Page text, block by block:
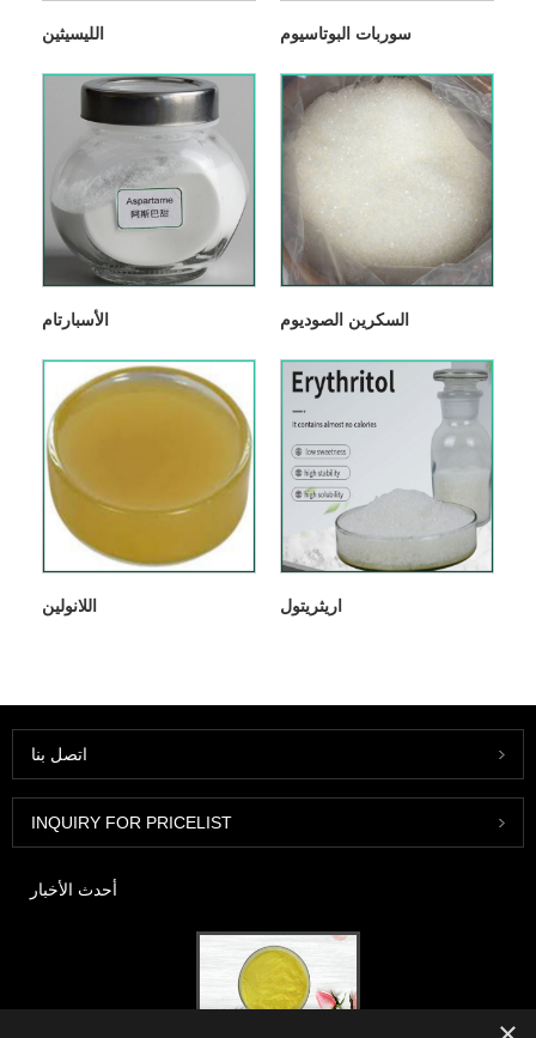
الليسيثين سوربات البوتاسيوم
الأسبارتام السكرين الصوديوم
اللانولين اريثريتول
اتصل بنا
INQUIRY FOR PRICELIST
أحدث الأخبار